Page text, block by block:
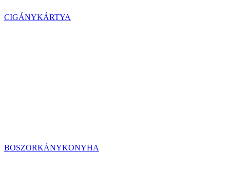
CIGÁNYKÁRTYA
BOSZORKÁNYKONYHA